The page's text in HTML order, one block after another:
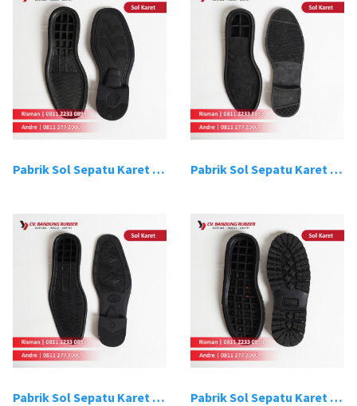
Pabrik Sol Sepatu Karet Bandung 3 Pabrik Sol Sepatu Karet Bandung 4
Pabrik Sol Sepatu Karet Bandung 5 Pabrik Sol Sepatu Karet Bandung 6